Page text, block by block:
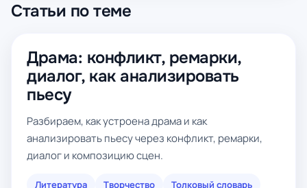
Статьи по теме
Драма: конфликт, ремарки,
диалог, как анализировать
пьесу
Разбираем, как устроена драма и как
анализировать пьесу через конфликт, ремарки,
диалог и композицию сцен.
Литература Творчество Толковый словарь